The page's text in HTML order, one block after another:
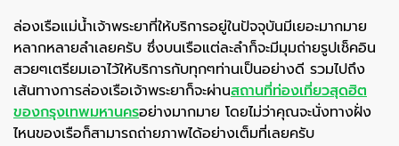
ล่องเรือแม่น้ำเจ้าพระยาที่ให้บริการอยู่ในปัจจุบันมีเยอะมากมาย
หลากหลายลำเลยครับ ซึ่งบนเรือแต่ละลำก็จะมีมุมถ่ายรูปเช็คอิน
สวยๆเตรียมเอาไว้ให้บริการกับทุกๆท่านเป็นอย่างดี รวมไปถึง
เส้นทางการล่องเรือเจ้าพระยาก็จะผ่านสถานที่ท่องเที่ยวสุดฮิต
ของกรุงเทพมหานครอย่างมากมาย โดยไม่ว่าคุณจะนั่งทางฝั่ง
ไหนของเรือก็สามารถถ่ายภาพได้อย่างเต็มที่เลยครับ